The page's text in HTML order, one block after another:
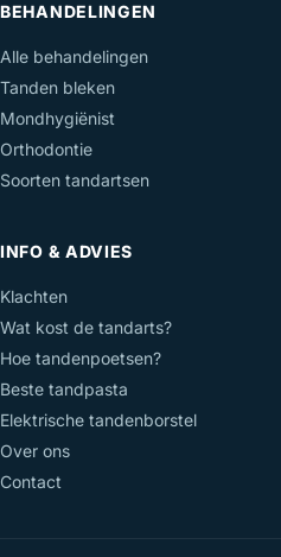
BEHANDELINGEN
Alle behandelingen
Tanden bleken
Mondhygiënist
Orthodontie
Soorten tandartsen
INFO & ADVIES
Klachten
Wat kost de tandarts?
Hoe tandenpoetsen?
Beste tandpasta
Elektrische tandenborstel
Over ons
Contact